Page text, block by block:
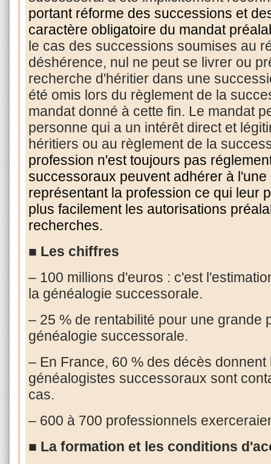
portant réforme des successions et
caractère obligatoire du mandat
le cas des successions soumises au
déshérence, nul ne peut se livrer ou
recherche d'héritier dans une
été omis lors du règlement de la
mandat donné à cette fin. Le mandat
personne qui a un intérêt direct et
héritiers ou au règlement de la
profession n'est toujours pas
successoraux peuvent adhérer à
représentant la profession ce qui leur
plus facilement les autorisations
recherches.
■ Les chiffres
– 100 millions d'euros : c'est
la généalogie successorale.
– 25 % de rentabilité pour une grande
généalogie successorale.
– En France, 60 % des décès
généalogistes successoraux sont
cas.
– 600 à 700 professionnels
■ La formation et les conditions